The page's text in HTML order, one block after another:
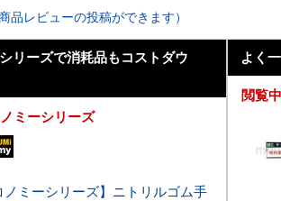
品レビューの投稿ができます）
リーズで消耗品もコストダウ
ミーシリーズ
ノミーシリーズ】ニトリルゴム手
よく
閲覧